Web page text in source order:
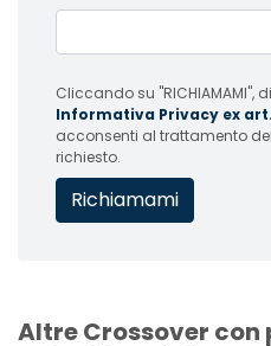
Cliccando su "RICHIAMAMI",
Informativa Privacy ex art.
acconsenti al trattamento
richiesto.
Altre Crossover con